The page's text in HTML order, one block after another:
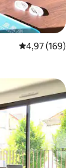
Prosječna
4,97 (169)